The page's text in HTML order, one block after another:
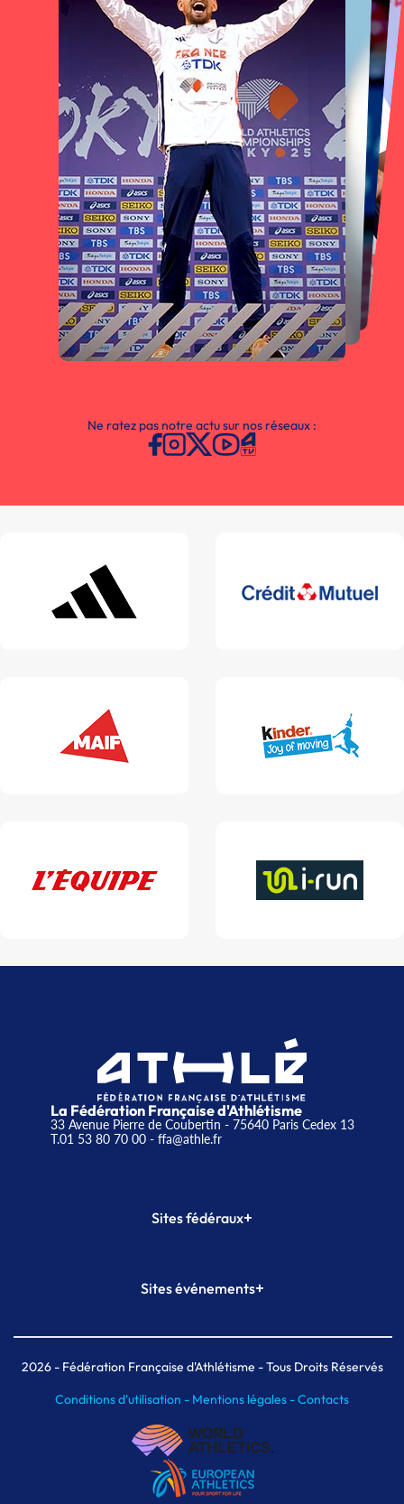
Ne ratez pas notre actu sur nos réseaux :
La Fédération Française d'Athlétisme
33 Avenue Pierre de Coubertin - 75640 Paris Cedex 13
T.01 53 80 70 00- ffa@athle.fr
Sites fédéraux+
Plateforme Formation
Sites événements+
Meeting de Paris indoor
MAIF Ekiden de Paris
2026- Fédération Française d'Athlétisme - Tous Droits Réservés
Conditions d'utilisation - Mentions légales -Contacts